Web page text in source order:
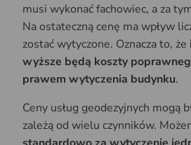
musi wykonać fachowiec, a za
Na ostateczną cenę ma wpływ
zostać wytyczone. Oznacza to, że
wyższe będą koszty
prawem wytyczenia budynku.
Ceny usług geodezyjnych mogą
zależą od wielu czynników.